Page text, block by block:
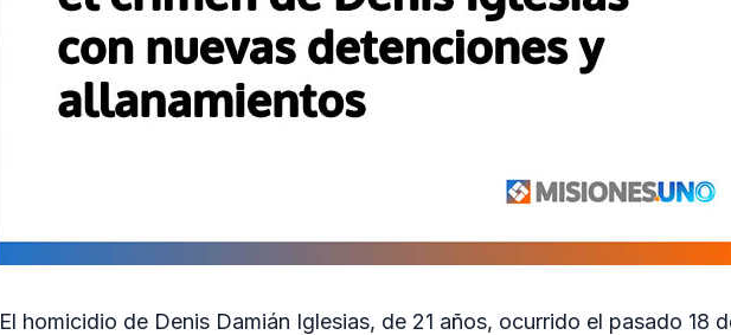
El homicidio de Denis Damián Iglesias, de 21 años, ocurrido el pasado 18